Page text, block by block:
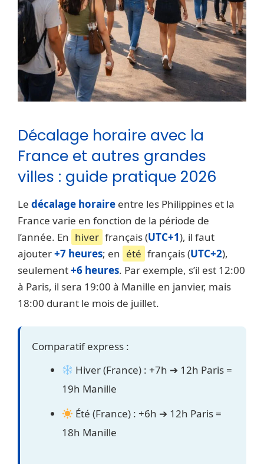
Décalage horaire avec la
France et autres grandes
villes : guide pratique 2026
Le décalage horaire entre les Philippines et la
France varie en fonction de la période de
l’année. En hiver français (UTC+1), il faut
ajouter+7 heures; en été français (UTC+2),
seulement+6 heures. Par exemple, s’il est 12:00
à Paris, il sera 19:00 à Manille en janvier, mais
18:00 durant le mois de juillet.
Comparatif express :
Hiver (France) : +7h ➔ 12h Paris =
19h Manille
Été (France) : +6h ➔ 12h Paris =
18h Manille